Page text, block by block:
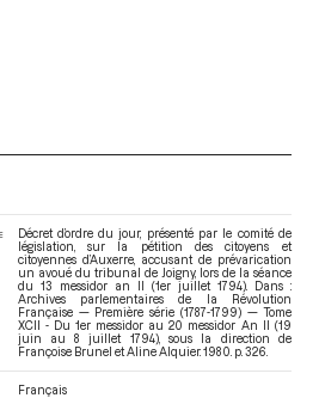
Décret d’ordre du jour, présenté par le comité de
législation, sur la pétition des citoyens et
citoyennes d’Auxerre, accusant de prévarication
un avoué du tribunal de Joigny, lors de la séance
du 13 messidor an II (1er juillet 1794). Dans :
Archives parlementaires de la Révolution
Française — Première série (1787-1799) — Tome
XCII - Du 1er messidor au 20 messidor An II (19
juin au 8 juillet 1794), sous la direction de
Françoise Brunel et Aline Alquier. 1980. p. 326.
Français